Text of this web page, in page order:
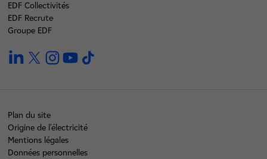
EDF Collectivités
EDF Recrute
Groupe EDF
linkedintwitterinstagramyoutube
Plan du site
Origine de l'électricité
Mentions légales
Données personnelles